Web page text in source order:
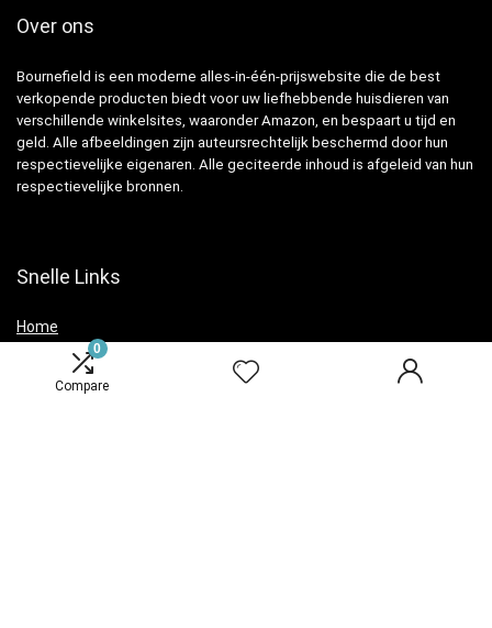
0
Compare
Over ons
Bournefield is een moderne alles-in-één-prijswebsite die de best
verkopende producten biedt voor uw liefhebbende huisdieren van
verschillende winkelsites, waaronder Amazon, en bespaart u tijd en
geld. Alle afbeeldingen zijn auteursrechtelijk beschermd door hun
respectievelijke eigenaren. Alle geciteerde inhoud is afgeleid van hun
respectievelijke bronnen.
Snelle Links
Home
Overzicht
Winkel